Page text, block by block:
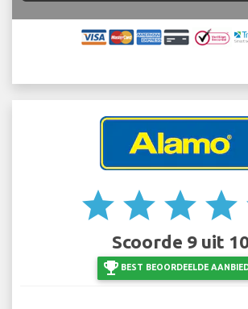
star star star star
Scoorde 9 uit
emoji_events BEST BEOORDEELDE